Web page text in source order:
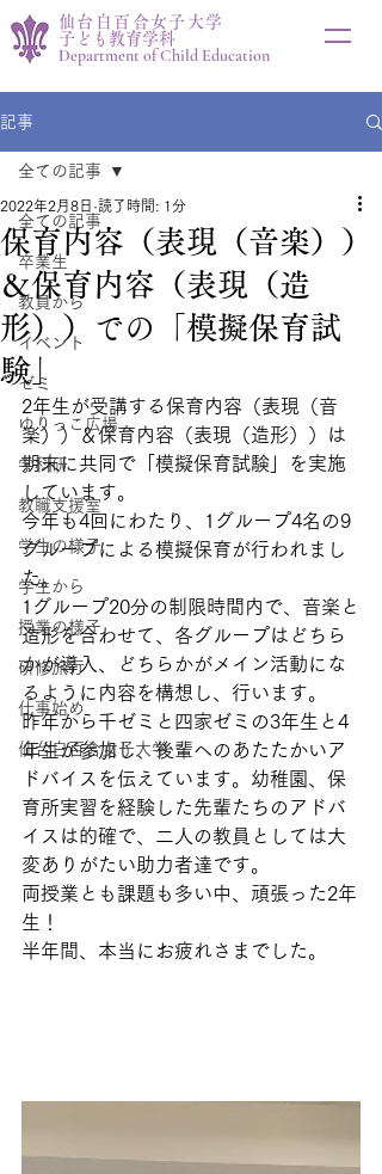
仙台白百合女子大学
子ども教育学科
Department of Child Education
記事
全ての記事
卒業生
教員から
イベント
ゼミ
ゆりっこ広場
学科研
教職支援室
学生の様子
学生から
授業の様子
研修旅行
仕事始め
仙台白百合女子大学
全ての記事
保育内容（表現（音楽））
＆保育内容（表現（造
形））での「模擬保育試
験」
2022年2月8日 読了時間: 1分
2年生が受講する保育内容（表現（音
楽））＆保育内容（表現（造形））は
期末に共同で「模擬保育試験」を実施
しています。
今年も4回にわたり、1グループ4名の9
グループによる模擬保育が行われまし
た。
1グループ20分の制限時間内で、音楽と
造形を合わせて、各グループはどちら
かが導入、どちらかがメイン活動にな
るように内容を構想し、行います。
昨年から千ゼミと四家ゼミの3年生と4
年生が参加し、後輩へのあたたかいア
ドバイスを伝えています。幼稚園、保
育所実習を経験した先輩たちのアドバ
イスは的確で、二人の教員としては大
変ありがたい助力者達です。
両授業とも課題も多い中、頑張った2年
生！
半年間、本当にお疲れさまでした。